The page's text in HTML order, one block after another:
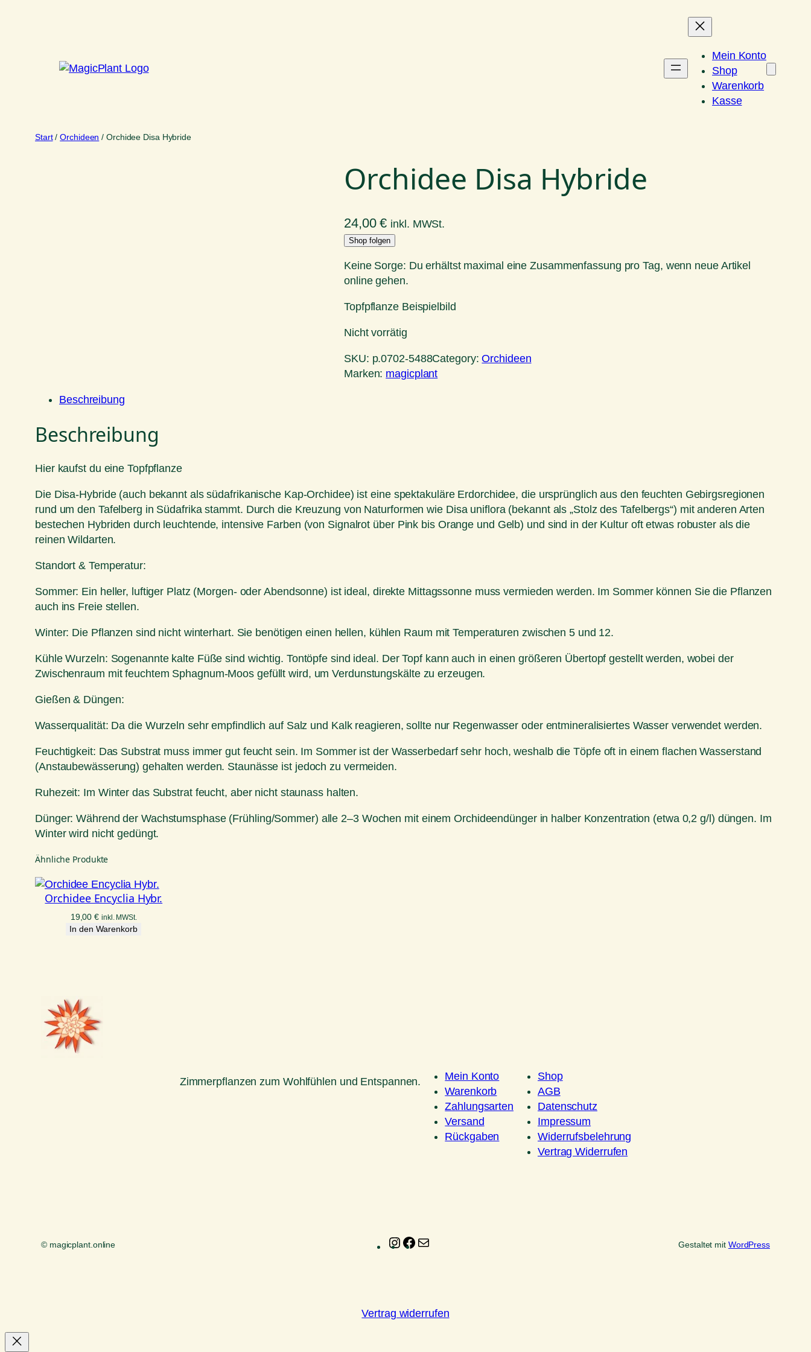
Mein Konto
Shop
Warenkorb
Kasse
Start/Orchideen / Orchidee Disa Hybride
Orchidee Disa Hybride
24,00€ inkl. MWSt.
Shop folgen
Keine Sorge: Du erhältst maximal eine Zusammenfassung pro Tag, wenn neue Artikel
online gehen.
Topfpflanze Beispielbild
Nicht vorrätig
SKU: p.0702-5488Category:Orchideen
Marken: magicplant
Beschreibung
Beschreibung
Hier kaufst du eine Topfpflanze
Die Disa-Hybride (auch bekannt als südafrikanische Kap-Orchidee) ist eine spektakuläre Erdorchidee, die ursprünglich aus den feuchten Gebirgsregionen
rund um den Tafelberg in Südafrika stammt. Durch die Kreuzung von Naturformen wie Disa uniflora (bekannt als „Stolz des Tafelbergs“) mit anderen Arten
bestechen Hybriden durch leuchtende, intensive Farben (von Signalrot über Pink bis Orange und Gelb) und sind in der Kultur oft etwas robuster als die
reinen Wildarten.
Standort & Temperatur:
Sommer: Ein heller, luftiger Platz (Morgen- oder Abendsonne) ist ideal, direkte Mittagssonne muss vermieden werden. Im Sommer können Sie die Pflanzen
auch ins Freie stellen.
Winter: Die Pflanzen sind nicht winterhart. Sie benötigen einen hellen, kühlen Raum mit Temperaturen zwischen 5 und 12.
Kühle Wurzeln: Sogenannte kalte Füße sind wichtig. Tontöpfe sind ideal. Der Topf kann auch in einen größeren Übertopf gestellt werden, wobei der
Zwischenraum mit feuchtem Sphagnum-Moos gefüllt wird, um Verdunstungskälte zu erzeugen.
Gießen & Düngen:
Wasserqualität: Da die Wurzeln sehr empfindlich auf Salz und Kalk reagieren, sollte nur Regenwasser oder entmineralisiertes Wasser verwendet werden.
Feuchtigkeit: Das Substrat muss immer gut feucht sein. Im Sommer ist der Wasserbedarf sehr hoch, weshalb die Töpfe oft in einem flachen Wasserstand
(Anstaubewässerung) gehalten werden. Staunässe ist jedoch zu vermeiden.
Ruhezeit: Im Winter das Substrat feucht, aber nicht staunass halten.
Dünger: Während der Wachstumsphase (Frühling/Sommer) alle 2–3 Wochen mit einem Orchideendünger in halber Konzentration (etwa 0,2 g/l) düngen. Im
Winter wird nicht gedüngt.
Ähnliche Produkte
Orchidee Encyclia Hybr.
19,00€ inkl. MWSt.
In den Warenkorb
Zimmerpflanzen zum Wohlfühlen und Entspannen.
Mein Konto
Warenkorb
Zahlungsarten
Versand
Rückgaben
Shop
AGB
Datenschutz
Impressum
Widerrufsbelehrung
Vertrag Widerrufen
© magicplant.online Instagram
Facebook Gestaltet mit WordPress
Vertrag widerrufen